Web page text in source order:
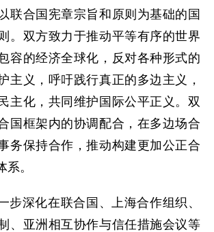
联合国宪章宗旨和原则为基础的国
。双方致力于推动平等有序的世界
容的经济全球化，反对各种形式的
主义，呼吁践行真正的多边主义，
主化，共同维护国际公平正义。双
国框架内的协调配合，在多边场合
务保持合作，推动构建更加公正合
。
步深化在联合国、上海合作组织、
、亚洲相互协作与信任措施会议等